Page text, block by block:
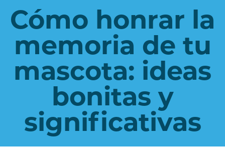
Cómo honrar la
memoria de tu
mascota: ideas
bonitas y
significativas